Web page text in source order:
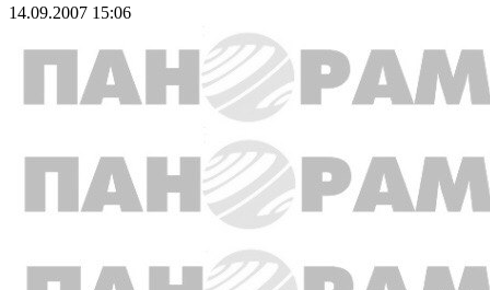
14.09.2007 15:06